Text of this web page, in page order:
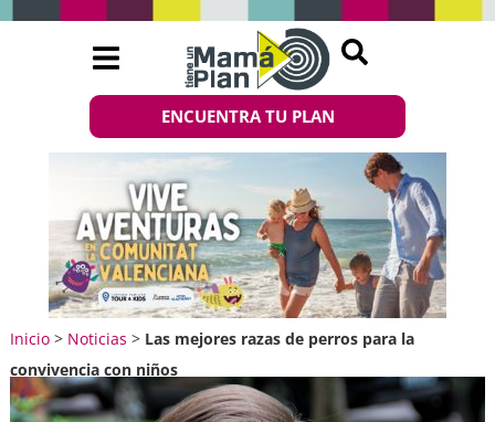
ENCUENTRA TU PLAN
Inicio> Noticias > Las mejores razas de perros para la
convivencia con niños